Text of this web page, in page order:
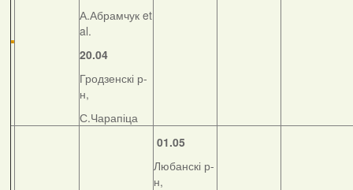
А.Абрамчук et
al.
20.04
Гродзенскі р-
н,
С.Чарапіца
01.05
Любанскі р-
н,